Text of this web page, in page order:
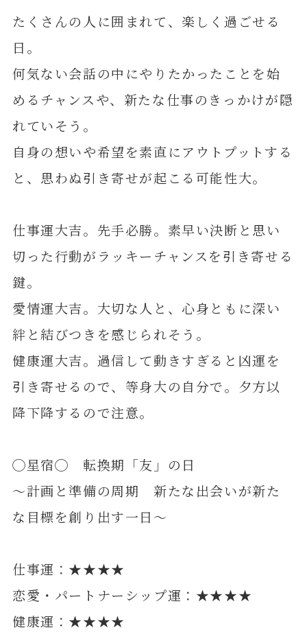
たくさんの人に囲まれて、楽しく過ごせる
日。
何気ない会話の中にやりたかったことを始
めるチャンスや、新たな仕事のきっかけが隠
れていそう。
自身の想いや希望を素直にアウトプットする
と、思わぬ引き寄せが起こる可能性大。
仕事運大吉。先手必勝。素早い決断と思い
切った行動がラッキーチャンスを引き寄せる
鍵。
愛情運大吉。大切な人と、心身ともに深い
絆と結びつきを感じられそう。
健康運大吉。過信して動きすぎると凶運を
引き寄せるので、等身大の自分で。夕方以
降下降するので注意。
◯星宿◯ 転換期「友」の日
～計画と準備の周期 新たな出会いが新た
な目標を創り出す一日～
仕事運：★★★★
恋愛・パートナーシップ運：★★★★
健康運：★★★★